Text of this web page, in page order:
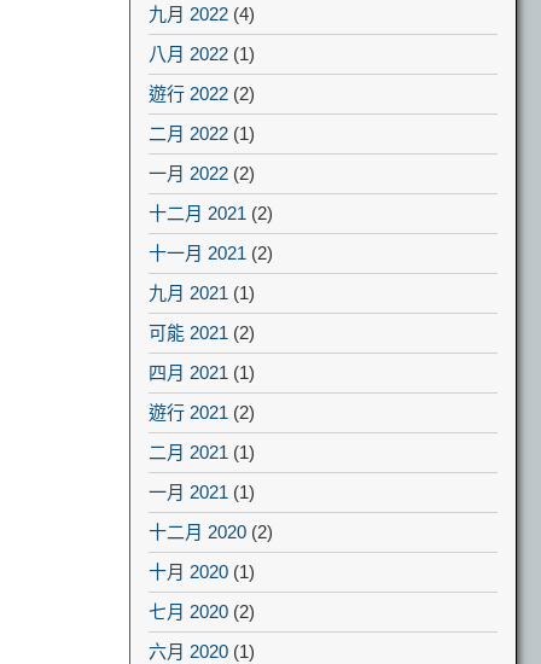
九月 2022 (4)
八月 2022 (1)
遊行 2022 (2)
二月 2022 (1)
一月 2022 (2)
十二月 2021 (2)
十一月 2021 (2)
九月 2021 (1)
可能 2021 (2)
四月 2021 (1)
遊行 2021 (2)
二月 2021 (1)
一月 2021 (1)
十二月 2020 (2)
十月 2020 (1)
七月 2020 (2)
六月 2020 (1)